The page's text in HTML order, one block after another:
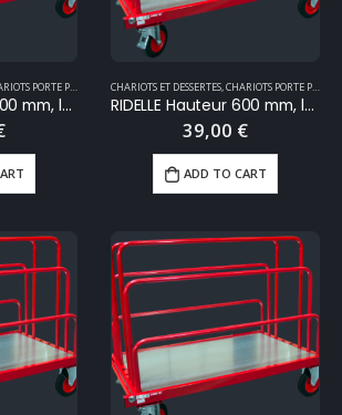
PORTE PANNEAUX ,MANUTENTION
RIDELLE Hauteur 600 mm, longueur 1380 mm
CHARIOTS ET DESSERTES CHARIOTS PORTE PANNEAUX
RIDELLE Hauteur 600 mm, longueur 1600 mm
39,00 €
ADD TO CART